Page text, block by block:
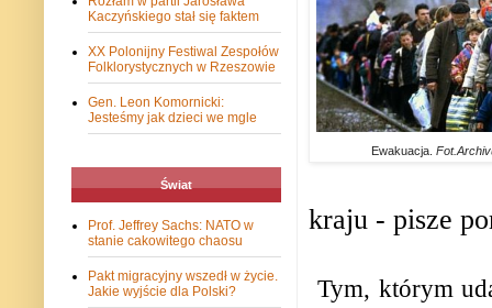
Ewakuacja.
kraju - pisze
Tym, którym
Kaczyńskiego stał się faktem
XX Polonijny Festiwal Zespołów
Folklorystycznych w Rzeszowie
Gen. Leon Komornicki:
Jesteśmy jak dzieci we mgle
Świat
Prof. Jeffrey Sachs: NATO w
stanie cakowitego chaosu
Pakt migracyjny wszedł w życie.
Jakie wyjście dla Polski?